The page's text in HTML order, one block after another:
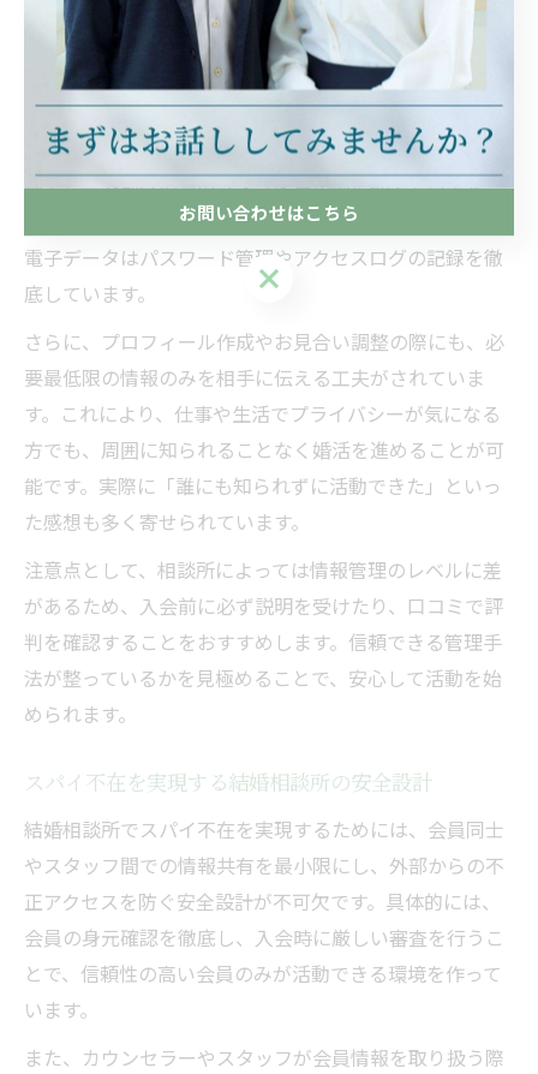
個人情報が漏れない結婚相談所の管理手法
個人情報の漏洩を防ぐため、結婚相談所では厳格な情報
管理手法が導入されています。多くの相談所では、会員
情報の取り扱いについて専門スタッフによる管理体制を
構築し、外部への流出リスクを最小限に抑えています。
たとえば、紙媒体での記録は施錠された場所に保管し、
電子データはパスワード管理やアクセスログの記録を徹
底しています。
さらに、プロフィール作成やお見合い調整の際にも、必
要最低限の情報のみを相手に伝える工夫がされていま
す。これにより、仕事や生活でプライバシーが気になる
方でも、周囲に知られることなく婚活を進めることが可
能です。実際に「誰にも知られずに活動できた」といっ
た感想も多く寄せられています。
注意点として、相談所によっては情報管理のレベルに差
があるため、入会前に必ず説明を受けたり、口コミで評
判を確認することをおすすめします。信頼できる管理手
法が整っているかを見極めることで、安心して活動を始
められます。
スパイ不在を実現する結婚相談所の安全設計
結婚相談所でスパイ不在を実現するためには、会員同士
やスタッフ間での情報共有を最小限にし、外部からの不
正アクセスを防ぐ安全設計が不可欠です。具体的には、
会員の身元確認を徹底し、入会時に厳しい審査を行うこ
とで、信頼性の高い会員のみが活動できる環境を作って
います。
また、カウンセラーやスタッフが会員情報を取り扱う際
お問い合わせはこちら
お問い合わせはこちら